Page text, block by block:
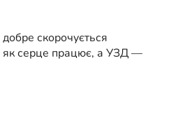
скорочується
як серце працює, а УЗД —